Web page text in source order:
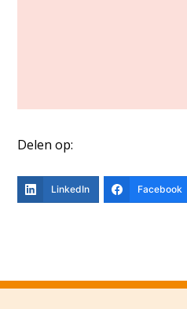
Delen op:
LinkedIn Facebook